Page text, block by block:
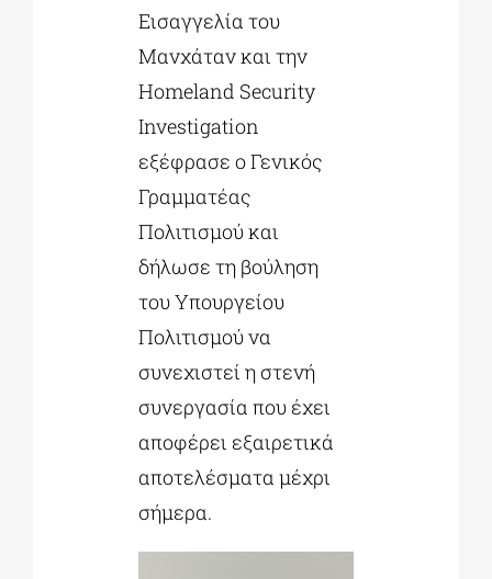
Εισαγγελία του
Μανχάταν και την
Homeland Security
Investigation
εξέφρασε ο Γενικός
Γραμματέας
Πολιτισμού και
δήλωσε τη βούληση
του Υπουργείου
Πολιτισμού να
συνεχιστεί η στενή
συνεργασία που έχει
αποφέρει εξαιρετικά
αποτελέσματα μέχρι
σήμερα.